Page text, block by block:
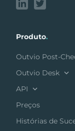
Produto.
Outvio Post-
Outvio Desk
API
Preços
Histórias de